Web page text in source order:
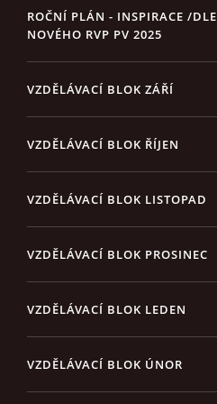
ROČNÍ PLÁN - INSPIRACE /DLE
NOVÉHO RVP PV 2025
VZDĚLÁVACÍ BLOK ZÁŘÍ
VZDĚLÁVACÍ BLOK ŘÍJEN
VZDĚLÁVACÍ BLOK LISTOPAD
VZDĚLÁVACÍ BLOK PROSINEC
VZDĚLÁVACÍ BLOK LEDEN
VZDĚLÁVACÍ BLOK ÚNOR